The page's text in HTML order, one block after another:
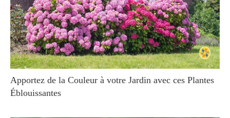
Apportez de la Couleur à votre Jardin avec ces Plantes
Éblouissantes